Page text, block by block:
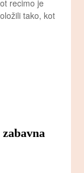
recimo je
tako, kot